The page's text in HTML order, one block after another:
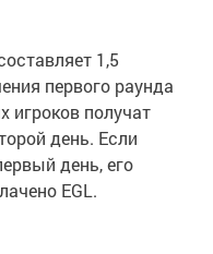
1,5
первого раунда
игроков получат
день. Если
день, его
EGL.